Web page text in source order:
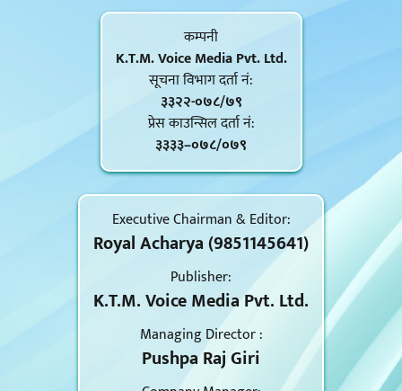
कम्पनी
K.T.M. Voice Media Pvt. Ltd.
सूचना विभाग दर्ता नं‍:
३३२२-०७८/७९
प्रेस काउन्सिल दर्ता नं‍:
३३३३–०७८/०७९
Executive Chairman & Editor:
Royal Acharya (9851145641)
Publisher:
K.T.M. Voice Media Pvt. Ltd.
Managing Director :
Pushpa Raj Giri